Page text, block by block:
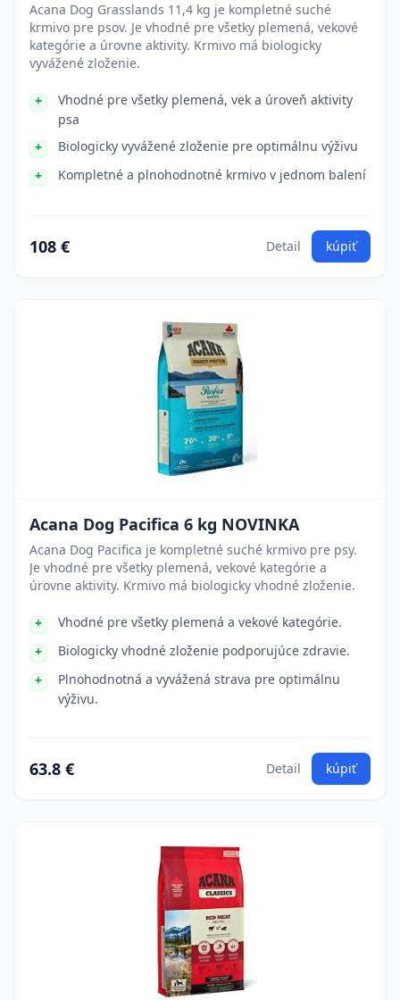
Acana Dog Grasslands 11,4 kg je kompletné suché
krmivo pre psov. Je vhodné pre všetky plemená, vekové
kategórie a úrovne aktivity. Krmivo má biologicky
vyvážené zloženie.
Vhodné pre všetky plemená, vek a úroveň aktivity
psa
Biologicky vyvážené zloženie pre optimálnu výživu
Kompletné a plnohodnotné krmivo v jednom balení
108 € Detail kúpiť
Acana Dog Pacifica 6 kg NOVINKA
Acana Dog Pacifica je kompletné suché krmivo pre psy.
Je vhodné pre všetky plemená, vekové kategórie a
úrovne aktivity. Krmivo má biologicky vhodné zloženie.
Vhodné pre všetky plemená a vekové kategórie.
Biologicky vhodné zloženie podporujúce zdravie.
Plnohodnotná a vyvážená strava pre optimálnu
výživu.
63.8 € Detail kúpiť